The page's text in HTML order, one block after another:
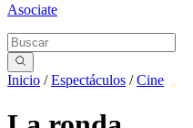
Asociate
Inicio /Espectáculos /Cine